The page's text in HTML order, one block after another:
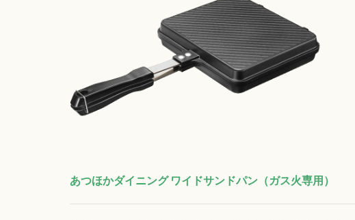
あつほかダイニング ワイドサンドパン（ガス火専用）